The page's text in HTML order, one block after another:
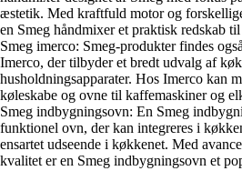
æstetik. Med kraftfuld motor og
en Smeg håndmixer et praktisk redskab
Smeg imerco: Smeg-produkter findes
Imerco, der tilbyder et bredt udvalg af
husholdningsapparater. Hos Imerco kan
køleskabe og ovne til kaffemaskiner og
Smeg indbygningsovn: En Smeg
funktionel ovn, der kan integreres i
ensartet udseende i køkkenet. Med
kvalitet er en Smeg indbygningsovn et